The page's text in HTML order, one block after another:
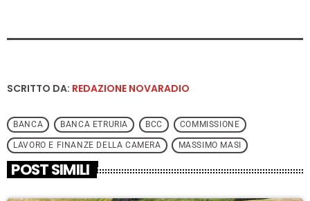
SCRITTO DA: REDAZIONE NOVARADIO
BANCA BANCA ETRURIA BCC COMMISSIONE
LAVORO E FINANZE DELLA CAMERA MASSIMO MASI
POST SIMILI